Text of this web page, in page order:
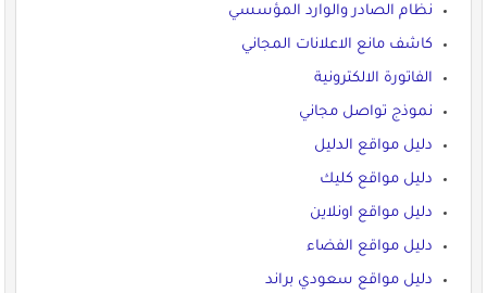
نظام الصادر والوارد المؤسسي
كاشف مانع الاعلانات المجاني
الفاتورة الالكترونية
نموذج تواصل مجاني
دليل مواقع الدليل
دليل مواقع كليك
دليل مواقع اونلاين
دليل مواقع الفضاء
دليل مواقع سعودي براند